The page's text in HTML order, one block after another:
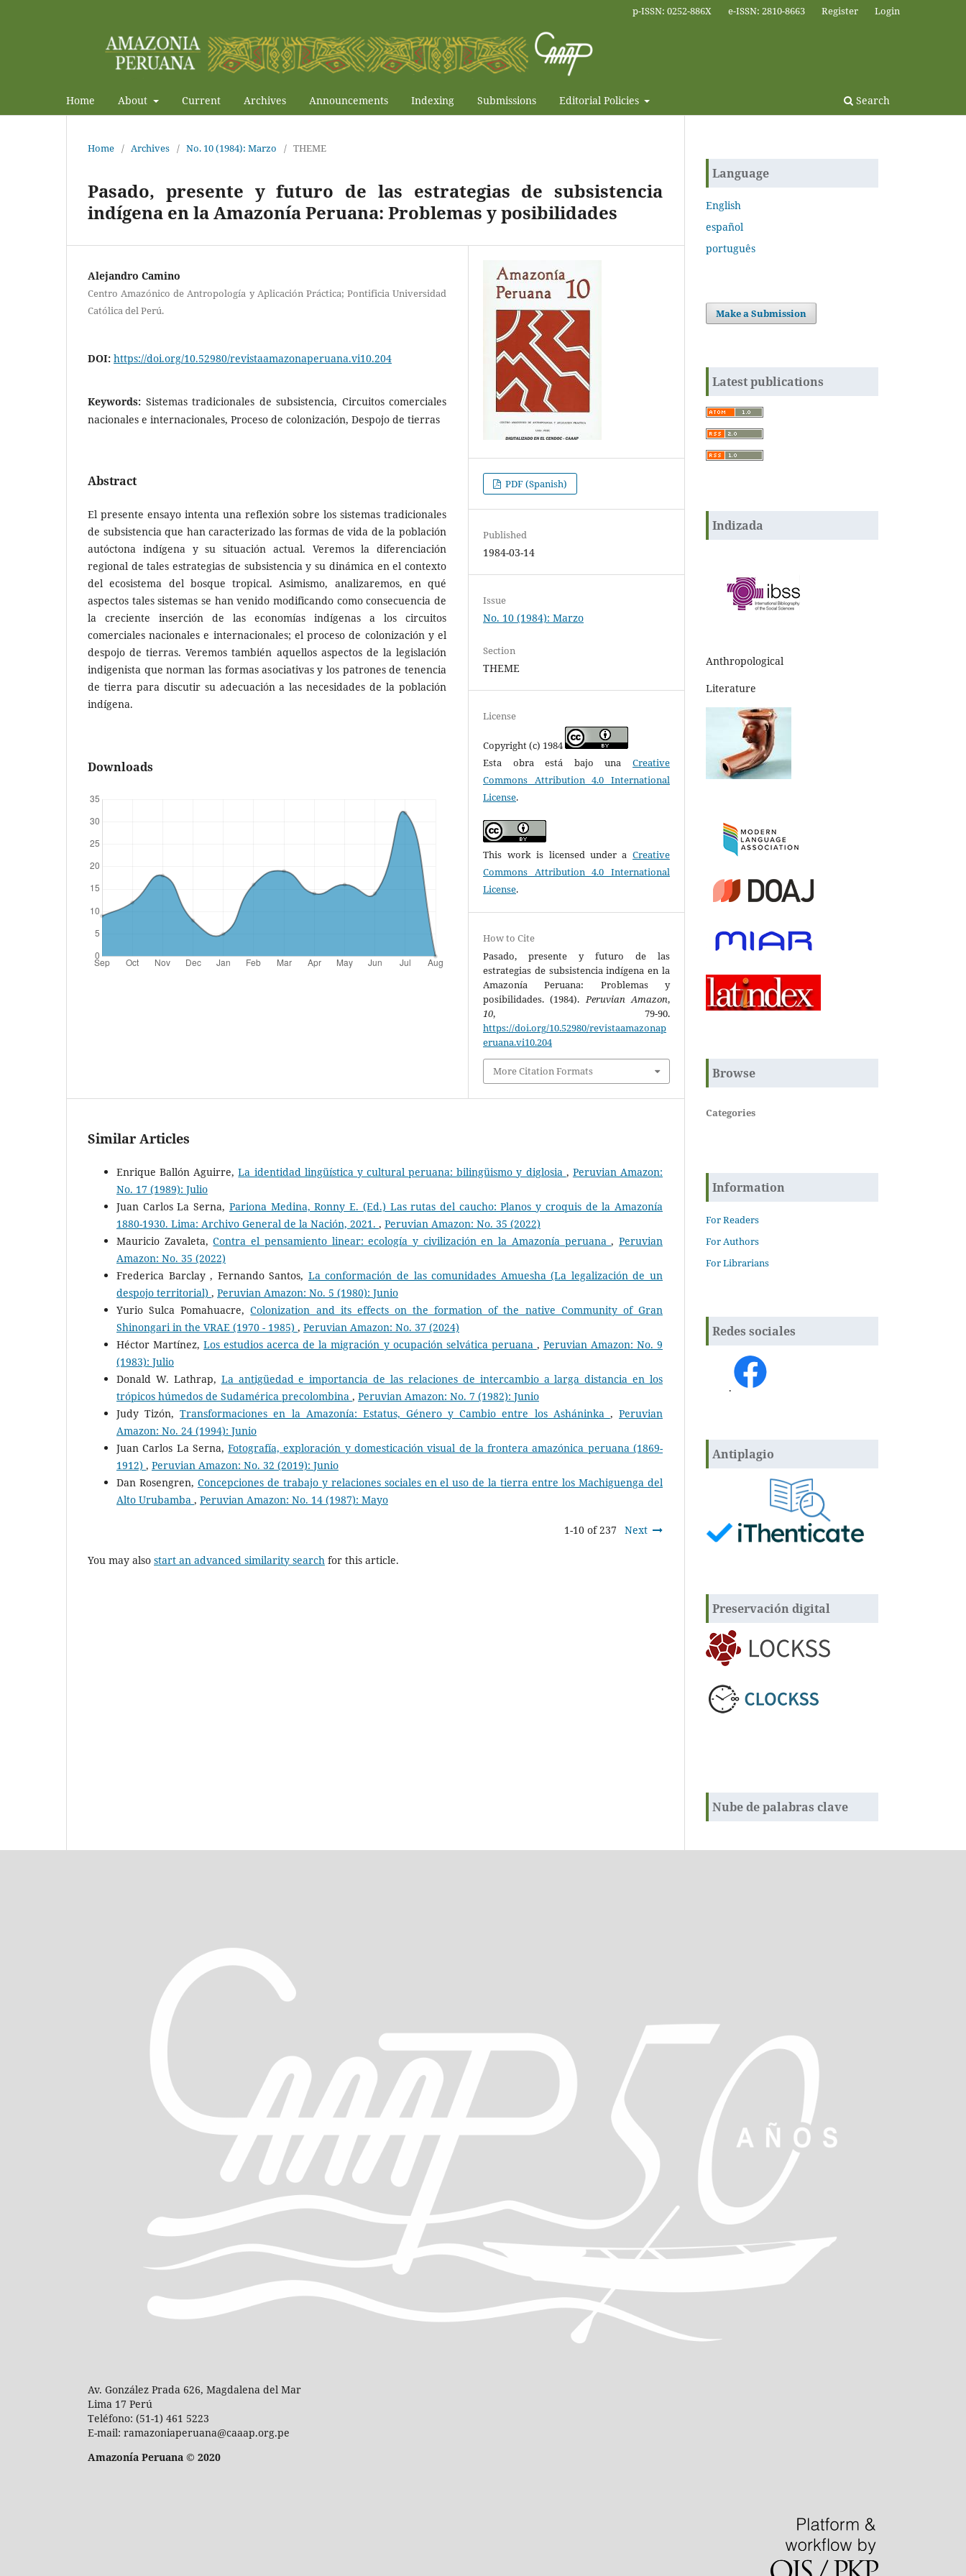
Home About Current Archives Announcements Indexing Submissions Editorial Policies Search
p-ISSN: 0252-886X e-ISSN: 2810-8663 Register Login
Home / Archives / No. 10 (1984): Marzo / THEME
Pasado, presente y futuro de las estrategias de subsistencia
indígena en la Amazonía Peruana: Problemas y posibilidades
Alejandro Camino
Centro Amazónico de Antropología y Aplicación Práctica; Pontificia Universidad
Católica del Perú.
DOI: https://doi.org/10.52980/revistaamazonaperuana.vi10.204
Keywords: Sistemas tradicionales de subsistencia, Circuitos comerciales
nacionales e internacionales, Proceso de colonización, Despojo de tierras
Abstract
El presente ensayo intenta una reflexión sobre los sistemas tradicionales
de subsistencia que han caracterizado las formas de vida de la población
autóctona indígena y su situación actual. Veremos la diferenciación
regional de tales estrategias de subsistencia y su dinámica en el contexto
del ecosistema del bosque tropical. Asimismo, analizaremos, en qué
aspectos tales sistemas se han venido modificando como consecuencia de
la creciente inserción de las economías indígenas a los circuitos
comerciales nacionales e internacionales; el proceso de colonización y el
despojo de tierras. Veremos también aquellos aspectos de la legislación
indigenista que norman las formas asociativas y los patrones de tenencia
de tierra para discutir su adecuación a las necesidades de la población
indígena.
Downloads
PDF (Spanish)
Published
1984-03-14
Issue
No. 10 (1984): Marzo
Section
THEME
License
Copyright (c) 1984
Esta obra está bajo una Creative
Commons Attribution 4.0 International
License.
This work is licensed under a Creative
Commons Attribution 4.0 International
License.
How to Cite
Pasado, presente y futuro de las
estrategias de subsistencia indígena en la
Amazonía Peruana: Problemas y
posibilidades. (1984).Peruvian Amazon,
10, 79-90.
https://doi.org/10.52980/revistaamazonap
eruana.vi10.204
More Citation Formats
Similar Articles
Enrique Ballón Aguirre,La identidad lingüística y cultural peruana: bilingüismo y diglosia , Peruvian Amazon:
No. 17 (1989): Julio
Juan Carlos La Serna, Pariona Medina, Ronny E. (Ed.) Las rutas del caucho: Planos y croquis de la Amazonía
1880-1930. Lima: Archivo General de la Nación, 2021. , Peruvian Amazon: No. 35 (2022)
Mauricio Zavaleta,Contra el pensamiento linear: ecología y civilización en la Amazonía peruana,Peruvian
Amazon: No. 35 (2022)
Frederica Barclay , Fernando Santos, La conformación de las comunidades Amuesha (La legalización de un
despojo territorial) , Peruvian Amazon: No. 5 (1980): Junio
Yurio Sulca Pomahuacre,Colonization and its effects on the formation of the native Community of Gran
Shinongari in the VRAE (1970 - 1985) , Peruvian Amazon: No. 37 (2024)
Héctor Martínez,Los estudios acerca de la migración y ocupación selvática peruana , Peruvian Amazon: No. 9
(1983): Julio
Donald W. Lathrap, La antigüedad e importancia de las relaciones de intercambio a larga distancia en los
trópicos húmedos de Sudamérica precolombina , Peruvian Amazon: No. 7 (1982): Junio
Judy Tizón,Transformaciones en la Amazonía: Estatus, Género y Cambio entre los Asháninka ,Peruvian
Amazon: No. 24 (1994): Junio
Juan Carlos La Serna,Fotografía, exploración y domesticación visual de la frontera amazónica peruana (1869-
1912) , Peruvian Amazon: No. 32 (2019): Junio
Dan Rosengren, Concepciones de trabajo y relaciones sociales en el uso de la tierra entre los Machiguenga del
Alto Urubamba , Peruvian Amazon: No. 14 (1987): Mayo
1-10 of 237 Next
You may also start an advanced similarity search for this article.
Language
English
español
português
Make a Submission
Latest publications
Indizada
Anthropological
Literature
Browse
Categories
Information
For Readers
For Authors
For Librarians
Redes sociales
.
Antiplagio
Preservación digital
Nube de palabras clave
Av. González Prada 626, Magdalena del Mar
Lima 17 Perú
Teléfono: (51-1) 461 5223
E-mail: ramazoniaperuana@caaap.org.pe
Amazonía Peruana © 2020